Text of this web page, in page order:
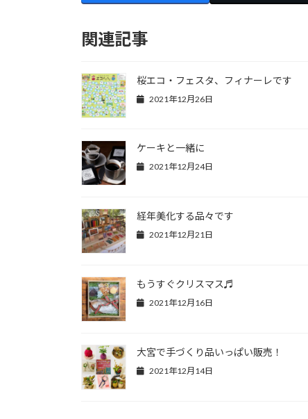
関連記事
桜エコ・フェスタ、フィナーレです
2021年12月26日
ケーキと一緒に
2021年12月24日
経年美化する品々です
2021年12月21日
もうすぐクリスマス♬
2021年12月16日
大宮で手づくり品いっぱい販売！
2021年12月14日